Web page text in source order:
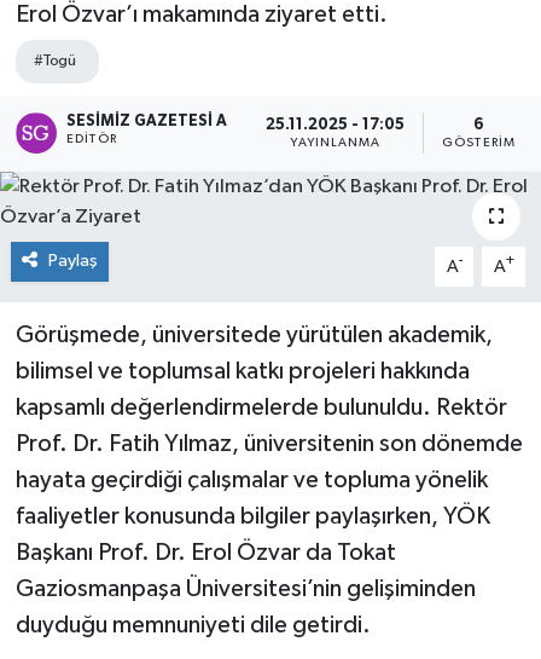
Erol Özvar’ı makamında ziyaret etti.
#Togü
SESIMIZ GAZETESI A
EDITÖR
25.11.2025 - 17:05
YAYINLANMA
6
GÖSTERIM
Paylaş A- A+
Görüşmede, üniversitede yürütülen akademik,
bilimsel ve toplumsal katkı projeleri hakkında
kapsamlı değerlendirmelerde bulunuldu. Rektör
Prof. Dr. Fatih Yılmaz, üniversitenin son dönemde
hayata geçirdiği çalışmalar ve topluma yönelik
faaliyetler konusunda bilgiler paylaşırken, YÖK
Başkanı Prof. Dr. Erol Özvar da Tokat
Gaziosmanpaşa Üniversitesi’nin gelişiminden
duyduğu memnuniyeti dile getirdi.
Politika
Teknoloji
Tokat Haberleri
Yaşam
Son Dakika Haberleri